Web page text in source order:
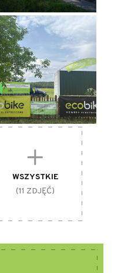
WSZYSTKIE
(11 ZDJĘĆ)